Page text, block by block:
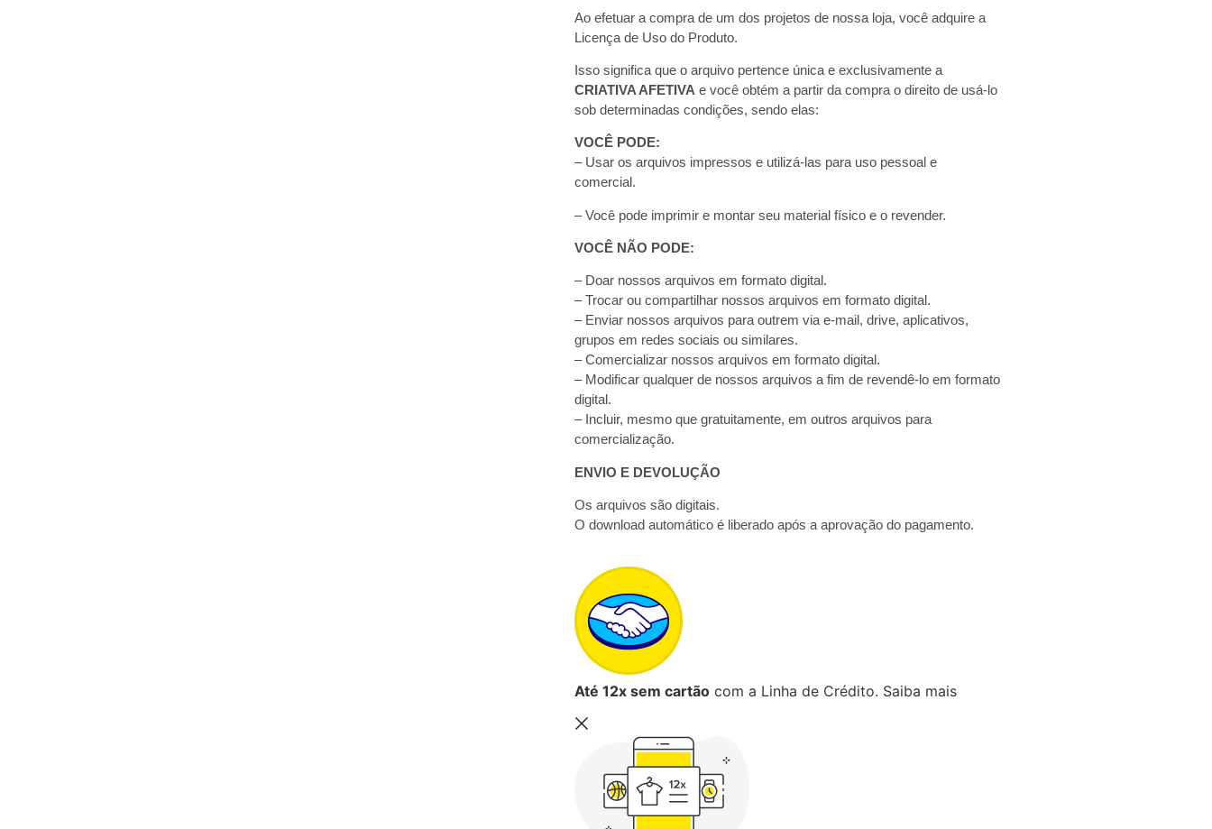
Ao efetuar a compra de um dos projetos de nossa loja, você adquire a
Licença de Uso do Produto.
Isso significa que o arquivo pertence única e exclusivamente a
CRIATIVA AFETIVA e você obtém a partir da compra o direito de usá-lo
sob determinadas condições, sendo elas:
VOCÊ PODE:
– Usar os arquivos impressos e utilizá-las para uso pessoal e
comercial.
– Você pode imprimir e montar seu material físico e o revender.
VOCÊ NÃO PODE:
– Doar nossos arquivos em formato digital.
– Trocar ou compartilhar nossos arquivos em formato digital.
– Enviar nossos arquivos para outrem via e-mail, drive, aplicativos,
grupos em redes sociais ou similares.
– Comercializar nossos arquivos em formato digital.
– Modificar qualquer de nossos arquivos a fim de revendê-lo em formato
digital.
– Incluir, mesmo que gratuitamente, em outros arquivos para
comercialização.
ENVIO E DEVOLUÇÃO
Os arquivos são digitais.
O download automático é liberado após a aprovação do pagamento.
Até 12x sem cartãocom a Linha de Crédito. Saiba mais